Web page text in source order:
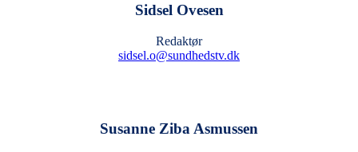
Sidsel Ovesen
Redaktør
sidsel.o@sundhedstv.dk
Susanne Ziba Asmussen